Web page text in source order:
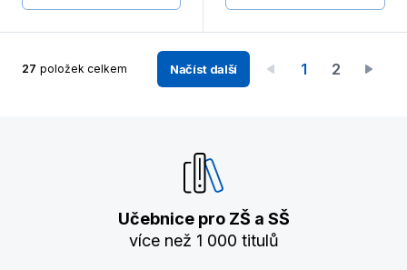
27 položek celkem Načíst další 1 2
Učebnice pro ZŠ a SŠ
více než 1 000 titulů